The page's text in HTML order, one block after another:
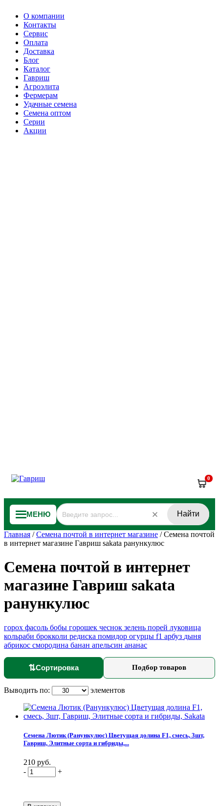
О компании
Контакты
Сервис
Оплата
Доставка
Блог
Каталог
Гавриш
Агроэлита
Фермерам
Удачные семена
Семена оптом
Серии
Акции
0
МЕНЮ Найти
Главная /Семена почтой в интернет магазине /Семена почтой
в интернет магазине Гавриш sakata ранункулюс
Семена почтой в интернет
магазине Гавриш sakata
ранункулюс
горох фасоль бобы горошек чеснок зелень порей луковица
кольраби брокколи редиска помидор огурцы f1 арбуз дыня
абрикос смородина банан апельсин ананас
⇅Сортировка Подбор товаров
Выводить по: элементов
Семена Лютик (Ранункулюс) Цветущая долина F1, смесь, 3шт,
Гавриш, Элитные сорта и гибриды,...
210 руб.
-
+